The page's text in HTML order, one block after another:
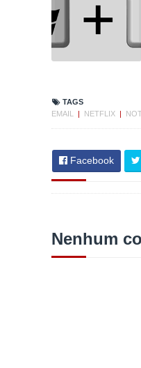
TAGS
EMAIL
| NETFLIX |
Facebook
Nenhum